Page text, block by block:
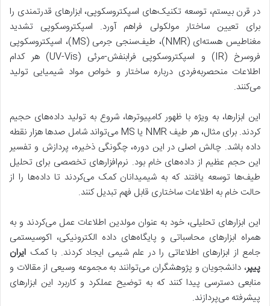
در قرن بیستم، توسعه تکنیک‌های اسپکتروسکوپی، ابزارهای قدرتمندی را
برای تعیین ساختار مولکولی فراهم آورد. اسپکتروسکوپی تشدید
مغناطیس هسته‌ای (NMR)، طیف‌سنجی جرمی (MS)، اسپکتروسکوپی
فروسرخ (IR) و اسپکتروسکوپی فرابنفش-مرئی (UV-Vis) هر کدام
اطلاعات منحصربه‌فردی درباره ساختار و خواص مواد شیمیایی تولید
می‌کنند.
این ابزارها، به ویژه با ظهور کامپیوترها، شروع به تولید داده‌های حجیم
کردند. برای مثال، هر طیف NMR یا MS می‌تواند شامل صدها هزار نقطه
داده باشد. چالش اصلی در این دوره، چگونگی ذخیره، پردازش و تفسیر
این حجم عظیم از داده‌های خام بود. نرم‌افزارهای تخصصی برای تحلیل
طیف‌ها توسعه یافتند که به شیمیدانان کمک می‌کردند تا داده‌ها را از
حالت خام به اطلاعات ساختاری قابل فهم تبدیل کنند.
این ابزارهای تحلیلی، خود به عنوان مولدین اطلاعات عمل می‌کردند و به
همراه ابزارهای محاسباتی و پایگاه‌های داده الکترونیکی، اکوسیستمی
جامع از ابزارهای اطلاعاتی را در علم شیمی ایجاد کردند. با کمک ایران
پیپر، دانشجویان و پژوهشگران می‌توانند به مجموعه وسیعی از مقالات و
منابعی دسترسی پیدا کنند که به توضیح عملکرد و کاربرد این ابزارهای
پیشرفته می‌پردازند.